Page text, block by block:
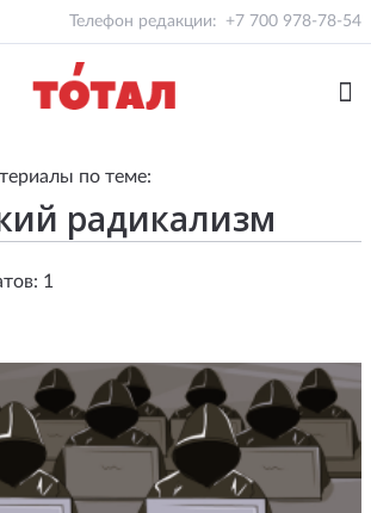
Телефон редакции: +7 700 978-78-54
по теме:
1